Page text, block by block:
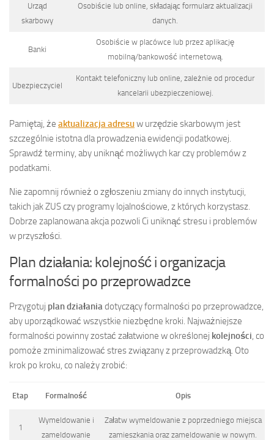
Urząd
skarbowy
Osobiście lub online, składając formularz aktualizacji
danych.
Banki
Osobiście w placówce lub przez aplikację
mobilną/bankowość internetową.
Ubezpieczyciel
Kontakt telefoniczny lub online, zależnie od procedur
kancelarii ubezpieczeniowej.
Pamiętaj, że aktualizacja adresuw urzędzie skarbowym jest
szczególnie istotna dla prowadzenia ewidencji podatkowej.
Sprawdź terminy, aby uniknąć możliwych kar czy problemów z
podatkami.
Nie zapomnij również o zgłoszeniu zmiany do innych instytucji,
takich jak ZUS czy programy lojalnościowe, z których korzystasz.
Dobrze zaplanowana akcja pozwoli Ci uniknąć stresu i problemów
w przyszłości.
Plan działania: kolejność i organizacja
formalności po przeprowadzce
Przygotuj plan działania dotyczący formalności po przeprowadzce,
aby uporządkować wszystkie niezbędne kroki. Najważniejsze
formalności powinny zostać załatwione w określonej kolejności , co
pomoże zminimalizować stres związany z przeprowadzką. Oto
krok po kroku, co należy zrobić:
Etap Formalność Opis
1
Wymeldowanie i
zameldowanie
Załatw wymeldowanie z poprzedniego miejsca
zamieszkania oraz zameldowanie w nowym.